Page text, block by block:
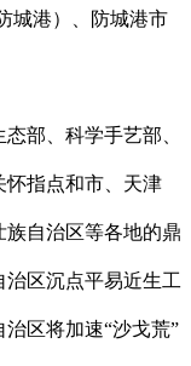
城港）、防城港市
部、科学手艺部、
怀指点和市、天津
自治区等各地的鼎
区沉点平易近生工
区将加速“沙戈荒”